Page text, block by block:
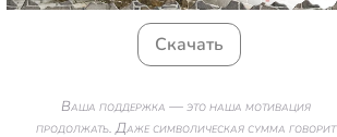
Скачать
Ваша поддержка — это наша мотивация
продолжать. Даже символическая сумма говорит